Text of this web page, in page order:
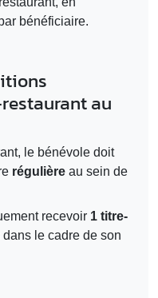
bénéficiaire.
au
le bénévole doit
régulière au sein de
recevoir 1 titre-
le cadre de son